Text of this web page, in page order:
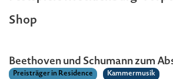
Shop
Beethoven und Schumann zum
Preisträger in Residence
Kammermusik